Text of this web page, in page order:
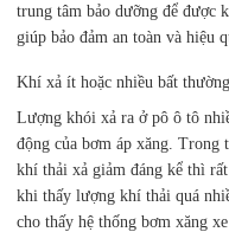
trung tâm bảo dưỡng để được
giúp bảo đảm an toàn và hiệu
Khí xả ít hoặc nhiều bất thường
Lượng khói xả ra ở pô ô tô
động của bơm áp xăng.
khí thải xả giảm đáng kể thì
khi thấy lượng khí thải quá
cho thấy hệ thống bơm xăng